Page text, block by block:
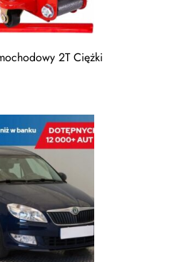
2T Ciężki